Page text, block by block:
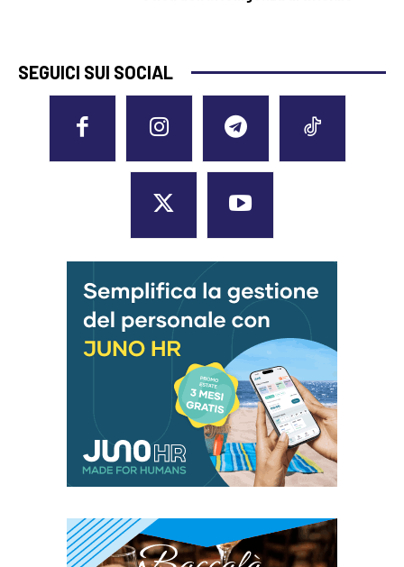
SEGUICI SUI SOCIAL